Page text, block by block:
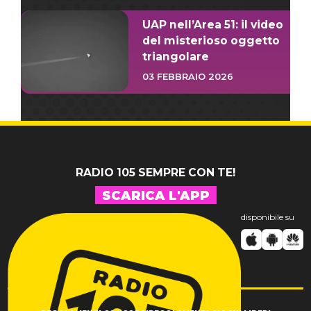
UAP nell’Area 51: il video
del misterioso oggetto
triangolare
03 FEBBRAIO 2026
RADIO 105 SEMPRE CON TE!
SCARICA L'APP
disponibile su